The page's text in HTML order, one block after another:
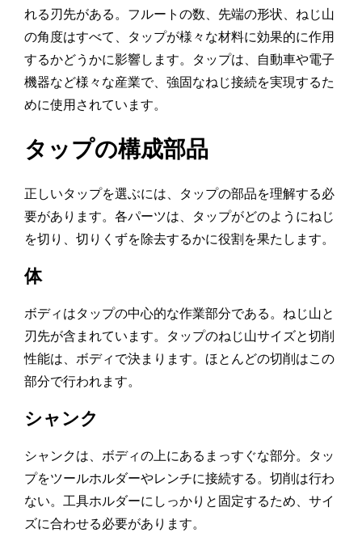
れる刃先がある。フルートの数、先端の形状、ねじ山
の角度はすべて、タップが様々な材料に効果的に作用
するかどうかに影響します。タップは、自動車や電子
機器など様々な産業で、強固なねじ接続を実現するた
めに使用されています。
タップの構成部品
正しいタップを選ぶには、タップの部品を理解する必
要があります。各パーツは、タップがどのようにねじ
を切り、切りくずを除去するかに役割を果たします。
体
ボディはタップの中心的な作業部分である。ねじ山と
刃先が含まれています。タップのねじ山サイズと切削
性能は、ボディで決まります。ほとんどの切削はこの
部分で行われます。
シャンク
シャンクは、ボディの上にあるまっすぐな部分。タッ
プをツールホルダーやレンチに接続する。切削は行わ
ない。工具ホルダーにしっかりと固定するため、サイ
ズに合わせる必要があります。